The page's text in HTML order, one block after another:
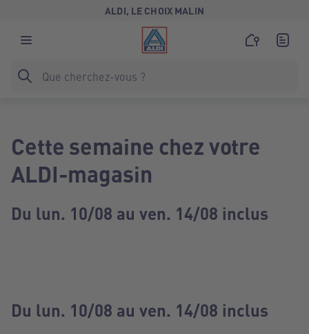
ALDI, LE CHOIX MALIN
Cette semaine chez votre
ALDI-magasin
Du lun. 10/08 au ven. 14/08 inclus
Du lun. 10/08 au ven. 14/08 inclus